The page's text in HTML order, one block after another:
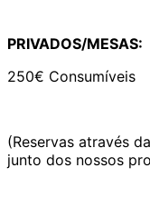
PRIVADOS/MESAS:
250€ Consumíveis
(Reservas através
junto dos nossos